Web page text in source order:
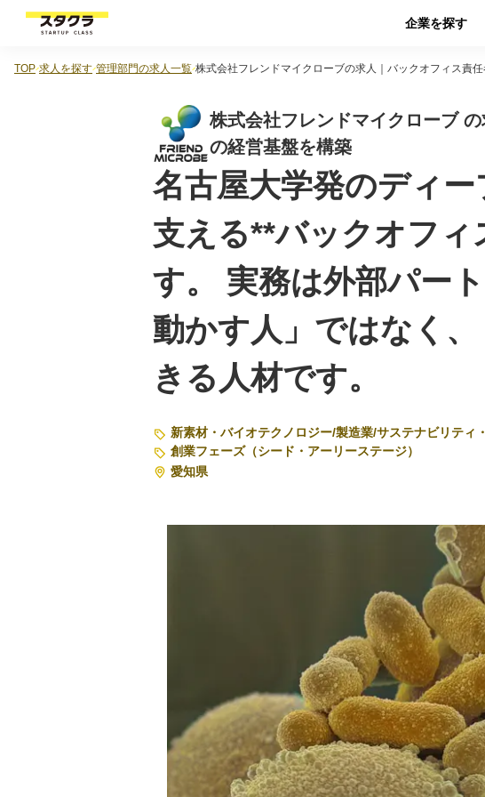
企業を探す
TOP 求人を探す 管理部門の求人一覧 株式会社フレンドマイクローブの求人｜バックオフィス責
株式会社フレンドマイクローブ
の経営基盤を構築
名古屋大学発のディ
支える**バックオフィ
す。 実務は外部パー
動かす人」ではなく
きる人材です。
新素材・バイオテクノロジー/製造業/サステナビリティ
創業フェーズ（シード・アーリーステージ）
愛知県